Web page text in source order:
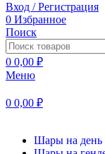
Вход / Регистрация
0 Избранное
Поиск
0 0,00 ₽
Меню
0 0,00 ₽
Шары на день